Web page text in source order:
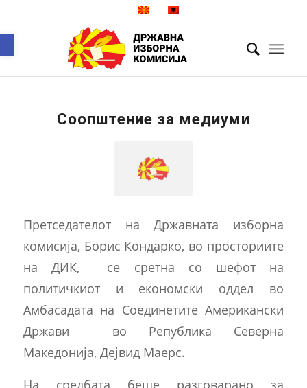
Соопштение за медиуми
Претседателот на Државната изборна
комисија, Борис Кондарко, во просториите
на ДИК, се сретна со шефот на
политичкиот и економски оддел во
Амбасадата на Соединетите Американски
Држави во Република Северна
Македонија, Дејвид Маерс.
На средбата беше разговарано за
Open toolbar